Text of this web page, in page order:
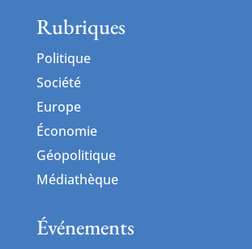
Rubriques
Politique
Société
Europe
Économie
Géopolitique
Médiathèque
Événements